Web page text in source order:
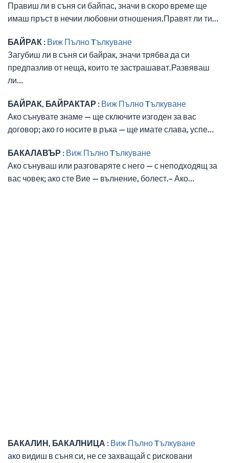
Правиш ли в съня си байпас, значи в скоро време ще
имаш пръст в нечии любовни отношения.Правят ли ти…
БАЙРАК : Виж Пълно Tълкуване
Загубиш ли в съня си байрак, значи трябва да си
предпазлив от неща, които те застрашават.Развяваш
ли…
БАЙРАК, БАЙРАКТАР : Виж Пълно Tълкуване
Ако сънувате знаме — ще сключите изгоден за вас
договор; ако го носите в ръка — ще имате слава, успе…
БАКАЛАВЪР : Виж Пълно Tълкуване
Ако сънуваш или разговаряте с него — с неподходящ за
вас човек; ако сте Вие — вълнение, болест.– Ако…
БАКАЛИН, БАКАЛНИЦА : Виж Пълно Tълкуване
ако видиш в съня си, не се захващай с рисковани